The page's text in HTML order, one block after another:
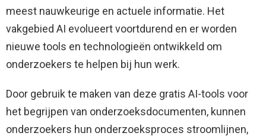
meest nauwkeurige en actuele informatie. Het
vakgebied AI evolueert voortdurend en er worden
nieuwe tools en technologieën ontwikkeld om
onderzoekers te helpen bij hun werk.
Door gebruik te maken van deze gratis AI-tools voor
het begrijpen van onderzoeksdocumenten, kunnen
onderzoekers hun onderzoeksproces stroomlijnen,